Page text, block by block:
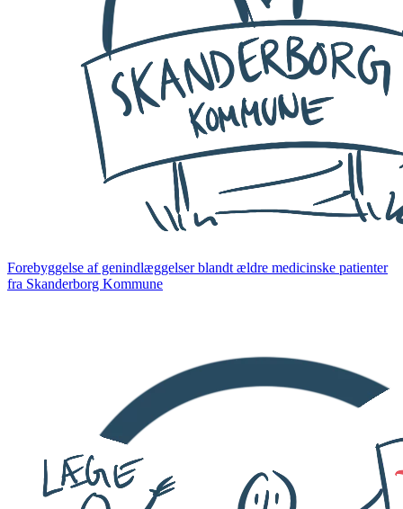
Forebyggelse af genindlæggelser blandt ældre medicinske patienter
fra Skanderborg Kommune